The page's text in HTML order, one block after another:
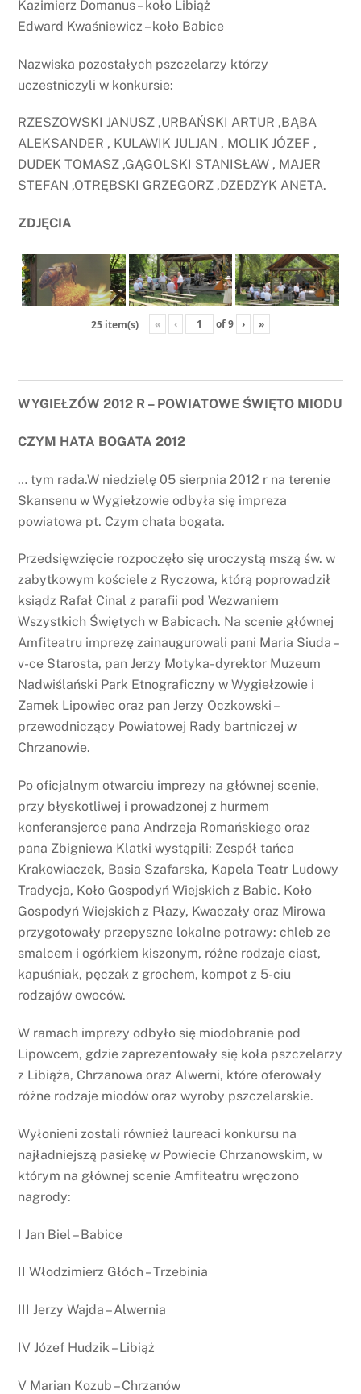
Kazimierz Domanus – koło Libiąż
Edward Kwaśniewicz – koło Babice
Nazwiska pozostałych pszczelarzy którzy
uczestniczyli w konkursie:
RZESZOWSKI JANUSZ ,URBAŃSKI ARTUR ,BĄBA
ALEKSANDER , KULAWIK JULJAN , MOLIK JÓZEF ,
DUDEK TOMASZ ,GĄGOLSKI STANISŁAW , MAJER
STEFAN ,OTRĘBSKI GRZEGORZ ,DZEDZYK ANETA.
ZDJĘCIA
25 item(s) « ‹ of9 › »
WYGIEŁZÓW 2012 R – POWIATOWE ŚWIĘTO MIODU
CZYM HATA BOGATA 2012
… tym rada.W niedzielę 05 sierpnia 2012 r na terenie
Skansenu w Wygiełzowie odbyła się impreza
powiatowa pt. Czym chata bogata.
Przedsięwzięcie rozpoczęło się uroczystą mszą św. w
zabytkowym kościele z Ryczowa, którą poprowadził
ksiądz Rafał Cinal z parafii pod Wezwaniem
Wszystkich Świętych w Babicach. Na scenie głównej
Amfiteatru imprezę zainaugurowali pani Maria Siuda –
v-ce Starosta, pan Jerzy Motyka- dyrektor Muzeum
Nadwiślański Park Etnograficzny w Wygiełzowie i
Zamek Lipowiec oraz pan Jerzy Oczkowski –
przewodniczący Powiatowej Rady bartniczej w
Chrzanowie.
Po oficjalnym otwarciu imprezy na głównej scenie,
przy błyskotliwej i prowadzonej z hurmem
konferansjerce pana Andrzeja Romańskiego oraz
pana Zbigniewa Klatki wystąpili: Zespół tańca
Krakowiaczek, Basia Szafarska, Kapela Teatr Ludowy
Tradycja, Koło Gospodyń Wiejskich z Babic. Koło
Gospodyń Wiejskich z Płazy, Kwaczały oraz Mirowa
przygotowały przepyszne lokalne potrawy: chleb ze
smalcem i ogórkiem kiszonym, różne rodzaje ciast,
kapuśniak, pęczak z grochem, kompot z 5-ciu
rodzajów owoców.
W ramach imprezy odbyło się miodobranie pod
Lipowcem, gdzie zaprezentowały się koła pszczelarzy
z Libiąża, Chrzanowa oraz Alwerni, które oferowały
różne rodzaje miodów oraz wyroby pszczelarskie.
Wyłonieni zostali również laureaci konkursu na
najładniejszą pasiekę w Powiecie Chrzanowskim, w
którym na głównej scenie Amfiteatru wręczono
nagrody:
I Jan Biel – Babice
II Włodzimierz Głóch – Trzebinia
III Jerzy Wajda – Alwernia
IV Józef Hudzik – Libiąż
V Marian Kozub – Chrzanów